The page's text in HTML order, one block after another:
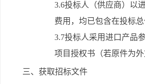
3.6投标人（供应商）以
费用，均已包含在投标总
3.7投标人采用进口产品
项目授权书（若原件为
三、获取招标文件